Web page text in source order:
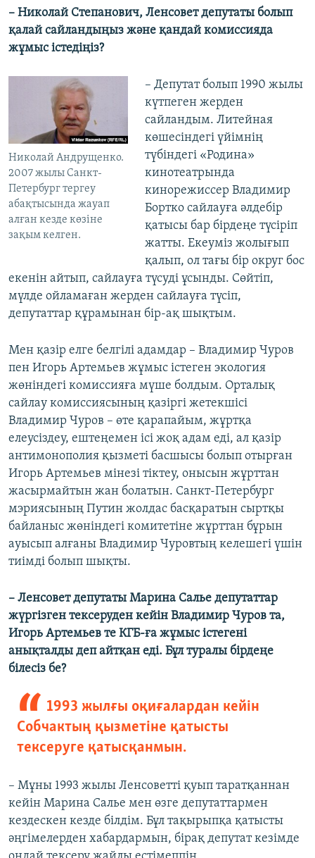
– Николай Степанович, Ленсовет депутаты болып
қалай сайландыңыз және қандай комиссияда
жұмыс істедіңіз?
Николай Андрущенко.
2007 жылы Санкт-
Петербург тергеу
абақтысында жауап
алған кезде көзіне
зақым келген.
– Депутат болып 1990 жылы
күтпеген жерден
сайландым. Литейная
көшесіндегі үйімнің
түбіндегі «Родина»
кинотеатрында
кинорежиссер Владимир
Бортко сайлауға әлдебір
қатысы бар бірдеңе түсіріп
жатты. Екеуміз жолығып
қалып, ол тағы бір округ бос
екенін айтып, сайлауға түсуді ұсынды. Сөйтіп,
мүлде ойламаған жерден сайлауға түсіп,
депутаттар құрамынан бір-ақ шықтым.
Мен қазір елге белгілі адамдар – Владимир Чуров
пен Игорь Артемьев жұмыс істеген экология
жөніндегі комиссияға мүше болдым. Орталық
сайлау комиссиясының қазіргі жетекшісі
Владимир Чуров – өте қарапайым, жұртқа
елеусіздеу, ештеңемен ісі жоқ адам еді, ал қазір
антимонополия қызметі басшысы болып отырған
Игорь Артемьев мінезі тіктеу, онысын жұрттан
жасырмайтын жан болатын. Санкт-Петербург
мэриясының Путин жолдас басқаратын сыртқы
байланыс жөніндегі комитетіне жұрттан бұрын
ауысып алғаны Владимир Чуровтың келешегі үшін
тиімді болып шықты.
– Ленсовет депутаты Марина Салье депутаттар
жүргізген тексеруден кейін Владимир Чуров та,
Игорь Артемьев те КГБ-ға жұмыс істегені
анықталды деп айтқан еді. Бұл туралы бірдеңе
білесіз бе?
1993 жылғы оқиғалардан кейін
Собчактың қызметіне қатысты
тексеруге қатысқанмын.
– Мұны 1993 жылы Ленсоветті қуып таратқаннан
кейін Марина Салье мен өзге депутаттармен
кездескен кезде білдім. Бұл тақырыпқа қатысты
әңгімелерден хабардармын, бірақ депутат кезімде